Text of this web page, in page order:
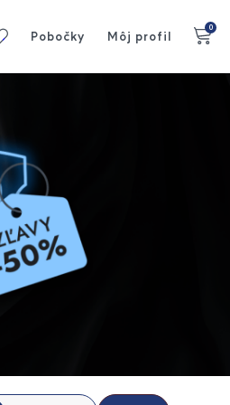
Pobočky Môj profil
0